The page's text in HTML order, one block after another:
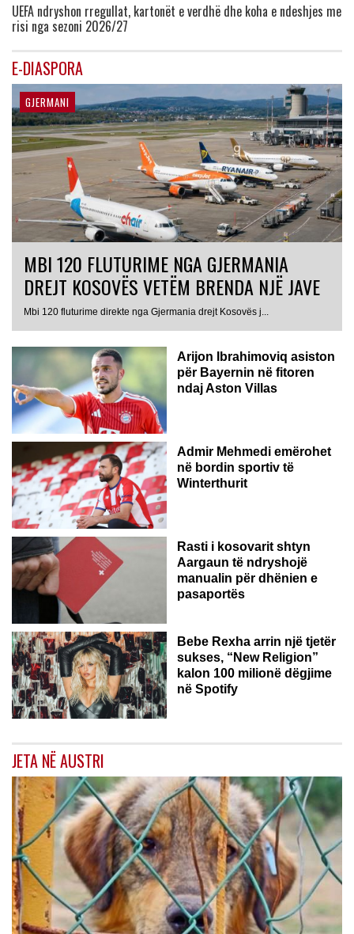
UEFA ndryshon rregullat, kartonët e verdhë dhe koha e ndeshjes me
risi nga sezoni 2026/27
E-DIASPORA
GJERMANI
MBI 120 FLUTURIME NGA GJERMANIA
DREJT KOSOVËS VETËM BRENDA NJË JAVE
Mbi 120 fluturime direkte nga Gjermania drejt Kosovës j...
Arijon Ibrahimoviq asiston
për Bayernin në fitoren
ndaj Aston Villas
ZVICËR
Admir Mehmedi emërohet
në bordin sportiv të
Winterthurit
Rasti i kosovarit shtyn
Aargaun të ndryshojë
manualin për dhënien e
pasaportës
Bebe Rexha arrin një tjetër
sukses, “New Religion”
kalon 100 milionë dëgjime
në Spotify
JETA NË AUSTRI